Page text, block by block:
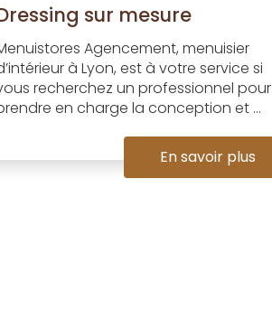
sur mesure
Agencement, menuisier
à Lyon, est à votre service si
recherchez un professionnel pour
en charge la conception et ...
En savoir plus